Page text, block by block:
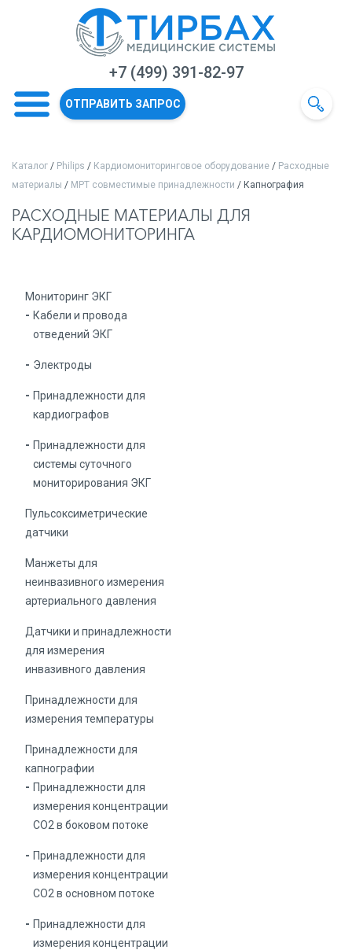
+7 (499) 391-82-97
ОТПРАВИТЬ ЗАПРОС
Каталог / Philips / Кардиомониторинговое оборудование / Расходные
материалы / МРТ совместимые принадлежности / Капнография
РАСХОДНЫЕ МАТЕРИАЛЫ ДЛЯ
КАРДИОМОНИТОРИНГА
Мониторинг ЭКГ
Кабели и провода
отведений ЭКГ
Электроды
Принадлежности для
кардиографов
Принадлежности для
системы суточного
мониторирования ЭКГ
Пульсоксиметрические
датчики
Манжеты для
неинвазивного измерения
артериального давления
Датчики и принадлежности
для измерения
инвазивного давления
Принадлежности для
измерения температуры
Принадлежности для
капнографии
Принадлежности для
измерения концентрации
СО2 в боковом потоке
Принадлежности для
измерения концентрации
СО2 в основном потоке
Принадлежности для
измерения концентрации